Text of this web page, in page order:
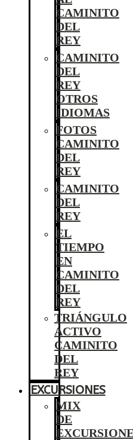
CAMINITO
DEL
REY
CAMINITO
DEL
REY
OTROS
IDIOMAS
FOTOS
CAMINITO
DEL
REY
CAMINITO
DEL
REY
EL
TIEMPO
EN
CAMINITO
DEL
REY
TRIÁNGULO
ACTIVO
CAMINITO
DEL
REY
EXCURSIONES
MIX
DE